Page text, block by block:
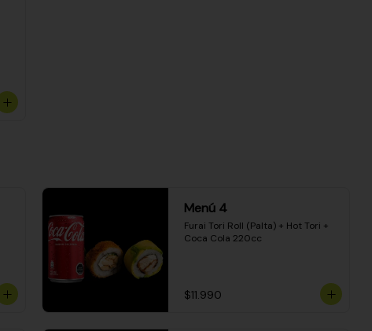
Menú 4
Furai Tori Roll (Palta) + Hot Tori +
Coca Cola 220cc
$11.990